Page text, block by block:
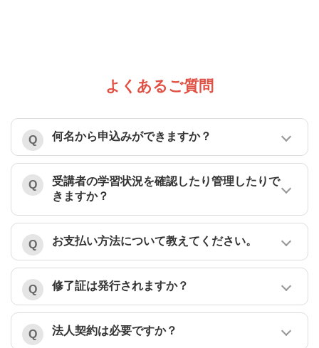
よくあるご質問
何名から申込みができますか？
受講者の学習状況を確認したり管理したりで
きますか？
お支払い方法について教えてください。
修了証は発行されますか？
法人契約は必要ですか？